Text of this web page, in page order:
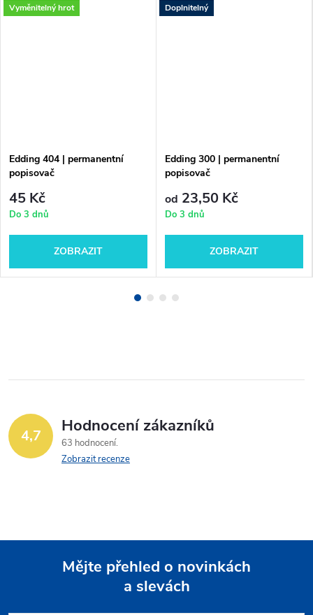
Vyměnitelný hrot
Edding 404 | permanentní
popisovač
45 Kč
Do 3 dnů
ZOBRAZIT
Doplnitelný
Edding 300 | permanentní
popisovač
od 23,50 Kč
Do 3 dnů
ZOBRAZIT
4,7 Hodnocení zákazníků
63 hodnocení
Zobrazit recenze
Mějte přehled o novinkách
a slevách